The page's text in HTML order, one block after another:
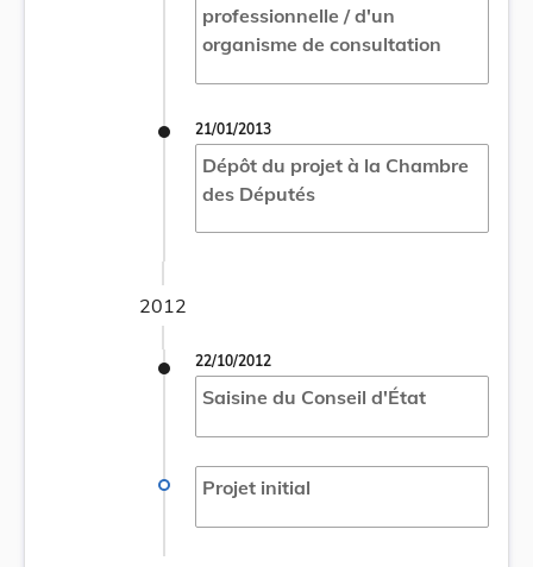
professionnelle / d'un
organisme de consultation
21/01/2013
Dépôt du projet à la Chambre
des Députés
2012
22/10/2012
Saisine du Conseil d'État
Projet initial